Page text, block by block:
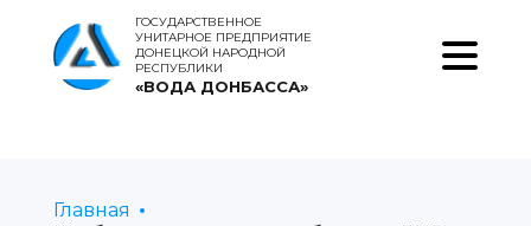
ГОСУДАРСТВЕННОЕ
УНИТАРНОЕ ПРЕДПРИЯТИЕ
ДОНЕЦКОЙ НАРОДНОЙ
РЕСПУБЛИКИ
«ВОДА ДОНБАССА»
Главная